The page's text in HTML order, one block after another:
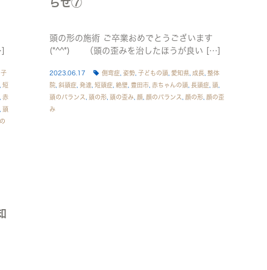
子
短
赤
頭
らせ⑦
頭の形の施術 ご卒業おめでとうございます
(*^^*) （頭の歪みを治したほうが良い […]
2023.06.17 側弯症, 姿勢, 子どもの頭 愛知県, 成長, 整体
院, 斜頭症, 発達, 短頭症, 絶壁, 豊田市, 赤ちゃんの頭 長頭症, 頭
頭のバランス
頭の形, 頭の歪み, 顔 顔のバランス 顔の形, 顔の歪
み